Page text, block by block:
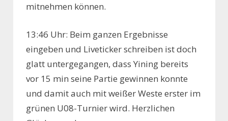
mitnehmen können.
13:46 Uhr: Beim ganzen Ergebnisse
eingeben und Liveticker schreiben ist doch
glatt untergegangen, dass Yining bereits
vor 15 min seine Partie gewinnen konnte
und damit auch mit weißer Weste erster im
grünen U08-Turnier wird. Herzlichen